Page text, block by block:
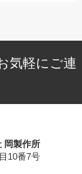
気軽にご連
岡製作所
10番7号